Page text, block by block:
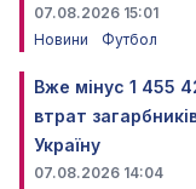
07.08.2026 15:01
Новини
Футбол
Вже мінус 1 455
втрат
Україну
07.08.2026 14:04